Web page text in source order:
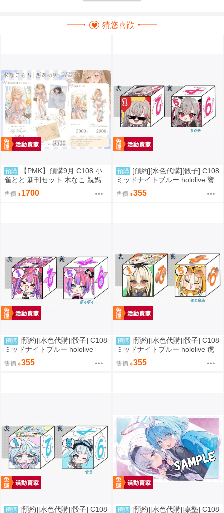
猜您喜歡
預購
【PMK】預購9月 C108 小
雀とと 新刊セット 木なこ 親媽
新刊套組 VSPO
售價 1700
預購 [預約][水色代購][骰子] C108
ミッドナイトブルー hololive 響
咲リオナ
售價 355
預購 [預約][水色代購][骰子] C108
ミッドナイトブルー hololive
綺々羅々ヴィヴィ
售價 355
預購 [預約][水色代購][骰子] C108
ミッドナイトブルー hololive 虎
金妃笑虎
售價 355
預購 [預約][水色代購][骰子] C108
預購 [預約][水色代購][桌墊] C108